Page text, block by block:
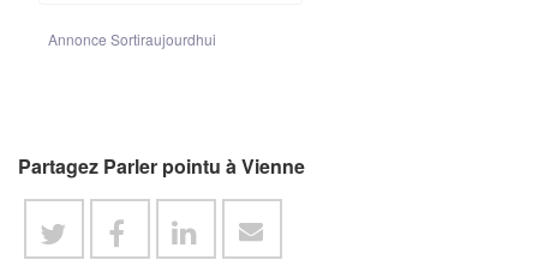
Annonce Sortiraujourdhui
Partagez Parler pointu à Vienne